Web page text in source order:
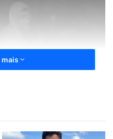
como carona em
televisor led, fruto do
a viatura pulou do veículo,